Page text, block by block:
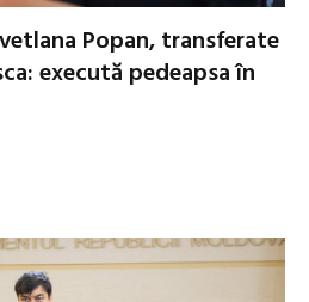
Popan, transferate
execută pedeapsa în